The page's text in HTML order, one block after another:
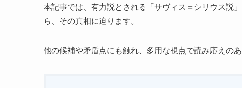
本記事では、有力説とされる「サヴィス＝シリウス説
ら、その真相に迫ります。
他の候補や矛盾点にも触れ、多用な視点で読み応えのあ